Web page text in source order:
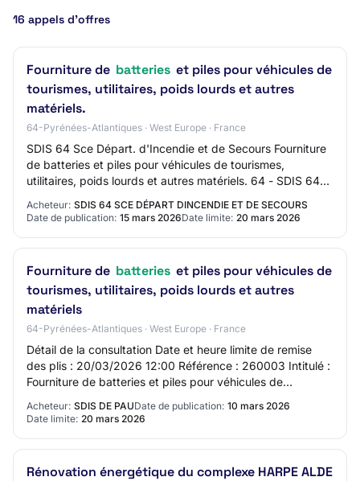
16 appels d’offres
Fourniture de batteries et piles pour véhicules de
tourismes, utilitaires, poids lourds et autres
matériels.
64-Pyrénées-Atlantiques · West Europe · France
SDIS 64 Sce Départ. d'Incendie et de Secours Fourniture
de batteries et piles pour véhicules de tourismes,
utilitaires, poids lourds et autres matériels. 64 - SDIS 64
Mise en ligne : 15/03/2026 Limit…
Acheteur: SDIS 64 SCE DÉPART DINCENDIE ET DE SECOURS
Date de publication: 15 mars 2026Date limite: 20 mars 2026
Fourniture de batteries et piles pour véhicules de
tourismes, utilitaires, poids lourds et autres
matériels
64-Pyrénées-Atlantiques · West Europe · France
Détail de la consultation Date et heure limite de remise
des plis : 20/03/2026 12:00 Référence : 260003 Intitulé :
Fourniture de batteries et piles pour véhicules de
Acheteur: SDIS DE PAUDate de publication: 10 mars 2026
Date limite: 20 mars 2026
Rénovation énergétique du complexe HARPE ALDE